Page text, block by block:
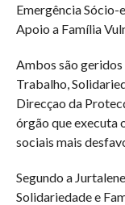
Emergência Sócio-
Apoio a Família
Ambos são
Trabalho,
Direcçao da
órgão que executa
sociais mais
Segundo a
Solidariedade e